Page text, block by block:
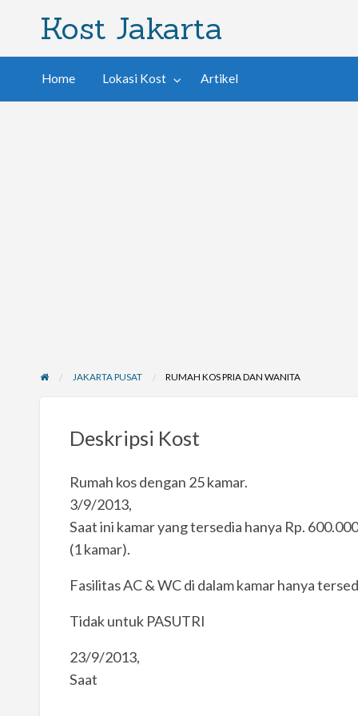
Kost Jakarta
Home Lokasi Kost Artikel
JAKARTA PUSAT RUMAH KOS PRIA DAN WANITA
Deskripsi Kost
Rumah kos dengan 25 kamar.
3/9/2013,
Saat ini kamar yang tersedia hanya Rp.
(1 kamar).
Fasilitas AC & WC di dalam kamar hanya
Tidak untuk PASUTRI
23/9/2013,
Saat